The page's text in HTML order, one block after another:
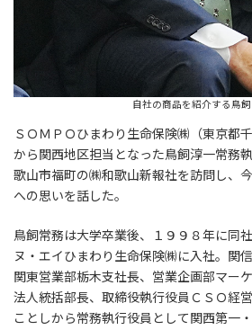
自社の商品を紹介する鳥
ＳＯＭＰＯひまわり生命保険㈱（東京都
から関西地区担当となった鳥飼淳一常務
歌山市福町の㈱和歌山新報社を訪問し、
への思いを話した。
鳥飼常務は大学卒業後、１９９８年に同
ヌ・エイひまわり生命保険㈱に入社。関
関東営業部栃木支社長、営業企画部マー
法人統括部長、取締役執行役員ＣＳＯ経
ことしから常務執行役員として関西第一